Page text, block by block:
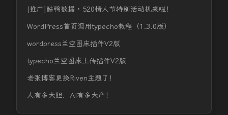
[推广]酷鸭数据 · 520情人节特别活动机来啦！
WordPress首页调用typecho教程（1.3.0版）
wordpress兰空图床插件V2版
typecho兰空图床上传插件V2版
老张博客更换Riven主题了！
人有多大胆，AI有多大产！